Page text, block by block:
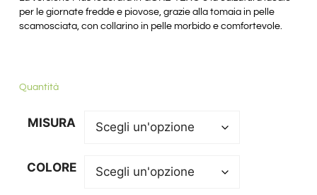
per le giornate fredde e piovose, grazie alla tomaia in pelle
scamosciata, con collarino in pelle morbido e comfortevole.
Quantità
MISURA
COLORE